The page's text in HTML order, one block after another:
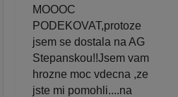
MOOOC
PODEKOVAT,protoze
jsem se dostala na AG
Stepanskou!!Jsem vam
hrozne moc vdecna ,ze
jste mi pomohli....na